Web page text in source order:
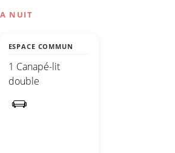
NUIT
ESPACE COMMUN
1 Canapé-lit
double